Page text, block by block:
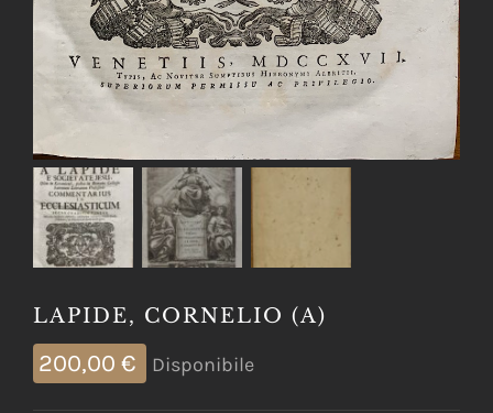
LAPIDE, CORNELIO (A)
200,00 € Disponibile